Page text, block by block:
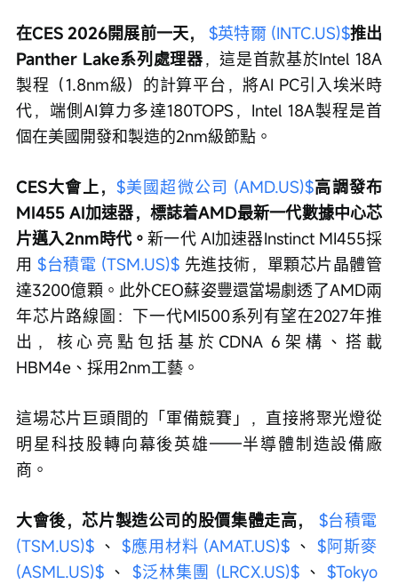
在CES 2026開展前一天， $英特爾 (INTC.US)$推出
Panther Lake系列處理器，這是首款基於Intel 18A
製程（1.8nm級）的計算平台，將AI PC引入埃米時
代，端側AI算力多達180TOPS，Intel 18A製程是首
個在美國開發和製造的2nm級節點。
CES大會上， $美國超微公司 (AMD.US)$高調發布
MI455 AI加速器，標誌着AMD最新一代數據中心芯
片邁入2nm時代。新一代 AI加速器Instinct MI455採
用 $台積電 (TSM.US)$ 先進技術，單顆芯片晶體管
達3200億顆。此外CEO蘇姿豐還當場劇透了AMD兩
年芯片路線圖：下一代MI500系列有望在2027年推
出，核心亮點包括基於CDNA 6架構、搭載
HBM4e、採用2nm工藝。
這場芯片巨頭間的「軍備競賽」，直接將聚光燈從
明星科技股轉向幕後英雄——半導體制造設備廠
商。
大會後，芯片製造公司的股價集體走高，
$台積電
(TSM.US)$ 、 $應用材料 (AMAT.US)$ 、 $阿斯麥
(ASML.US)$ 、 $泛林集團 (LRCX.US)$ 、 $Tokyo